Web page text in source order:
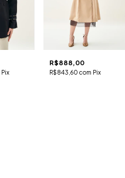
Pix
R$888,00
R$843,60 com Pix